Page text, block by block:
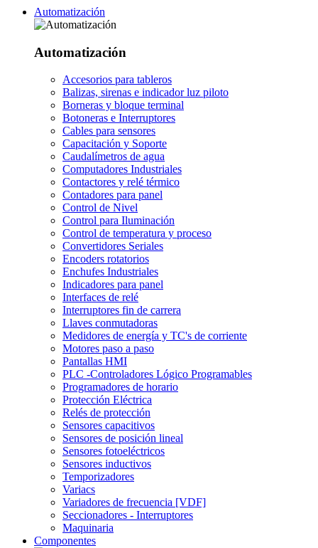
Automatización
Automatización
Accesorios para tableros
Balizas, sirenas e indicador luz piloto
Borneras y bloque terminal
Botoneras e Interruptores
Cables para sensores
Capacitación y Soporte
Caudalímetros de agua
Computadores Industriales
Contactores y relé térmico
Contadores para panel
Control de Nivel
Control para Iluminación
Control de temperatura y proceso
Convertidores Seriales
Encoders rotatorios
Enchufes Industriales
Indicadores para panel
Interfaces de relé
Interruptores fin de carrera
Llaves conmutadoras
Medidores de energía y TC's de corriente
Motores paso a paso
Pantallas HMI
PLC -Controladores Lógico Programables
Programadores de horario
Protección Eléctrica
Relés de protección
Sensores capacitivos
Sensores de posición lineal
Sensores fotoeléctricos
Sensores inductivos
Temporizadores
Variacs
Variadores de frecuencia [VDF]
Seccionadores - Interruptores
Maquinaria
Componentes